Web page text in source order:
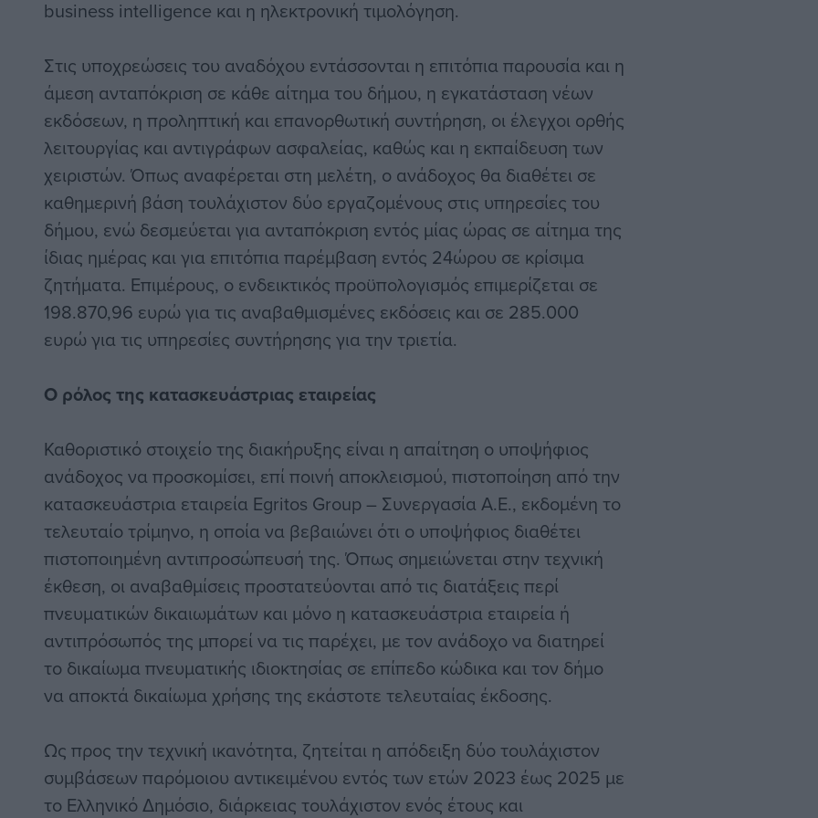
business intelligence και η ηλεκτρονική τιμολόγηση.
Στις υποχρεώσεις του αναδόχου εντάσσονται η επιτόπια παρουσία και η
άμεση ανταπόκριση σε κάθε αίτημα του δήμου, η εγκατάσταση νέων
εκδόσεων, η προληπτική και επανορθωτική συντήρηση, οι έλεγχοι ορθής
λειτουργίας και αντιγράφων ασφαλείας, καθώς και η εκπαίδευση των
χειριστών. Όπως αναφέρεται στη μελέτη, ο ανάδοχος θα διαθέτει σε
καθημερινή βάση τουλάχιστον δύο εργαζομένους στις υπηρεσίες του
δήμου, ενώ δεσμεύεται για ανταπόκριση εντός μίας ώρας σε αίτημα της
ίδιας ημέρας και για επιτόπια παρέμβαση εντός 24ώρου σε κρίσιμα
ζητήματα. Επιμέρους, ο ενδεικτικός προϋπολογισμός επιμερίζεται σε
198.870,96 ευρώ για τις αναβαθμισμένες εκδόσεις και σε 285.000
ευρώ για τις υπηρεσίες συντήρησης για την τριετία.
Ο ρόλος της κατασκευάστριας εταιρείας
Καθοριστικό στοιχείο της διακήρυξης είναι η απαίτηση ο υποψήφιος
ανάδοχος να προσκομίσει, επί ποινή αποκλεισμού, πιστοποίηση από την
κατασκευάστρια εταιρεία Egritos Group – Συνεργασία Α.Ε., εκδομένη το
τελευταίο τρίμηνο, η οποία να βεβαιώνει ότι ο υποψήφιος διαθέτει
πιστοποιημένη αντιπροσώπευσή της. Όπως σημειώνεται στην τεχνική
έκθεση, οι αναβαθμίσεις προστατεύονται από τις διατάξεις περί
πνευματικών δικαιωμάτων και μόνο η κατασκευάστρια εταιρεία ή
αντιπρόσωπός της μπορεί να τις παρέχει, με τον ανάδοχο να διατηρεί
το δικαίωμα πνευματικής ιδιοκτησίας σε επίπεδο κώδικα και τον δήμο
να αποκτά δικαίωμα χρήσης της εκάστοτε τελευταίας έκδοσης.
Ως προς την τεχνική ικανότητα, ζητείται η απόδειξη δύο τουλάχιστον
συμβάσεων παρόμοιου αντικειμένου εντός των ετών 2023 έως 2025 με
το Ελληνικό Δημόσιο, διάρκειας τουλάχιστον ενός έτους και